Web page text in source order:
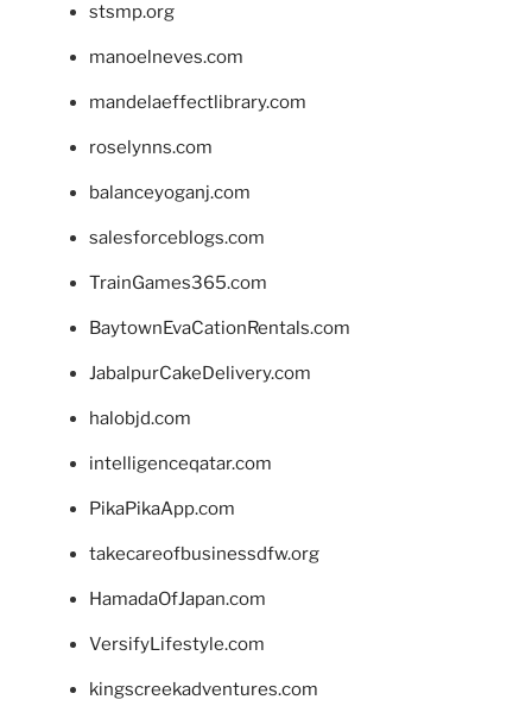
stsmp.org
manoelneves.com
mandelaeffectlibrary.com
roselynns.com
balanceyoganj.com
salesforceblogs.com
TrainGames365.com
BaytownEvaCationRentals.com
JabalpurCakeDelivery.com
halobjd.com
intelligenceqatar.com
PikaPikaApp.com
takecareofbusinessdfw.org
HamadaOfJapan.com
VersifyLifestyle.com
kingscreekadventures.com